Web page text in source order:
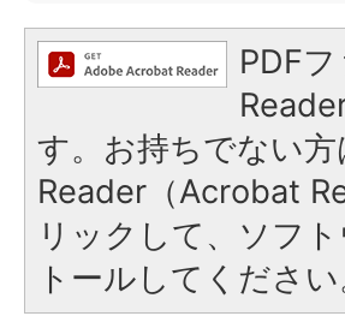
PDF
す。お持ちでない
Reader（Acrobat
リックして、ソフ
トールしてください